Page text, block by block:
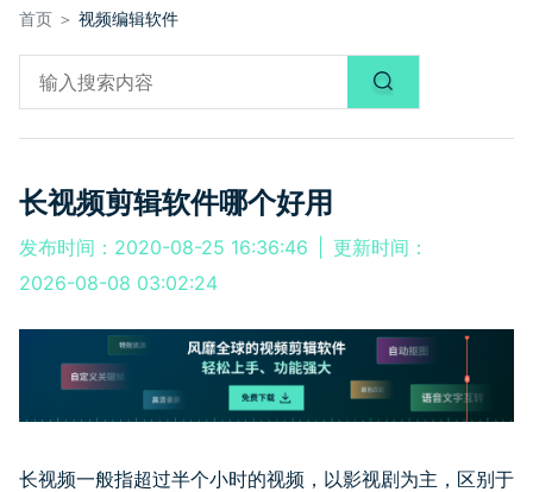
首页 ＞ 视频编辑软件
长视频剪辑软件哪个好用
发布时间：2020-08-25 16:36:46
更新时间：
2026-08-08 03:02:24
长视频一般指超过半个小时的视频，以影视剧为主，区别于